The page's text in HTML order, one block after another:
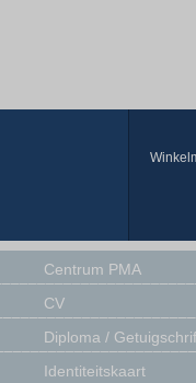
Centrum PMA
CV
Diploma /
Identiteitskaart